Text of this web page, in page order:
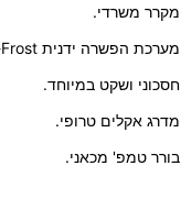
מקרר משרדי.
מערכת הפשרה ידנית De-Frost
חסכוני ושקט במיוחד.
מדרג אקלים טרופי.
בורר טמפ' מכאני.